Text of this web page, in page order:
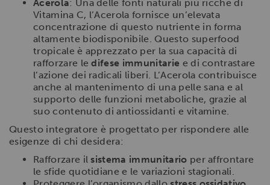
Acerola: Una delle fonti naturali più ricche di
Vitamina C, l’Acerola fornisce un’elevata
concentrazione di questo nutriente in forma
altamente biodisponibile. Questo superfood
tropicale è apprezzato per la sua capacità di
rafforzare ledifese immunitarie e di contrastare
l’azione dei radicali liberi. L’Acerola contribuisce
anche al mantenimento di una pelle sana e al
supporto delle funzioni metaboliche, grazie al
suo contenuto di antiossidanti e vitamine.
Questo integratore è progettato per rispondere alle
esigenze di chi desidera:
Rafforzare ilsistema immunitario per affrontare
le sfide quotidiane e le variazioni stagionali.